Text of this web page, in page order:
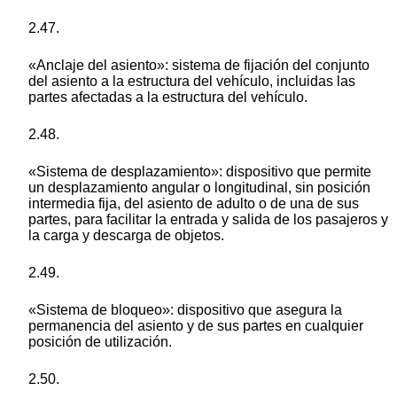
2.47.
«Anclaje del asiento»: sistema de fijación del conjunto
del asiento a la estructura del vehículo, incluidas las
partes afectadas a la estructura del vehículo.
2.48.
«Sistema de desplazamiento»: dispositivo que permite
un desplazamiento angular o longitudinal, sin posición
intermedia fija, del asiento de adulto o de una de sus
partes, para facilitar la entrada y salida de los pasajeros y
la carga y descarga de objetos.
2.49.
«Sistema de bloqueo»: dispositivo que asegura la
permanencia del asiento y de sus partes en cualquier
posición de utilización.
2.50.